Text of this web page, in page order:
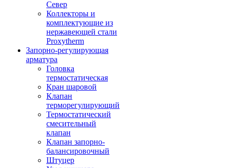
Север
Коллекторы и
комплектующие из
нержавеющей стали
Proxytherm
Запорно-регулирующая
арматура
Головка
термостатическая
Кран шаровой
Клапан
терморегулирующий
Термостатический
смесительный
клапан
Клапан запорно-
балансировочный
Штуцер